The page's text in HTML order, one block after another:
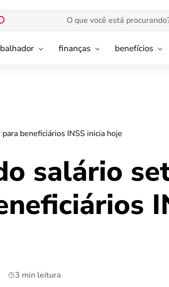
finanças benefícios
beneficiários INSS inicia hoje
salário
3 min leitura